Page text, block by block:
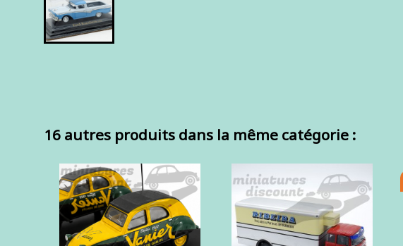
16 autres produits dans la même catégorie :